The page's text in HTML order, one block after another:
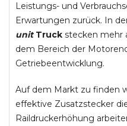
Leistungs- und
Erwartungen zurück. In
unit Truck stecken mehr
dem Bereich der
Getriebeentwicklung.
Auf dem Markt zu finden
effektive Zusatzstecker
Raildruckerhöhung